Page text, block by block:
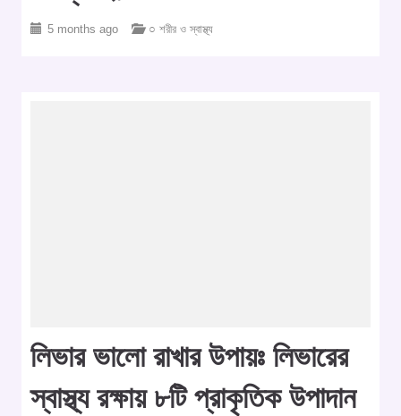
5 months ago ○ শরীর ও স্বাস্থ্য
লিভার ভালো রাখার উপায়ঃ লিভারের
স্বাস্থ্য রক্ষায় ৮টি প্রাকৃতিক উপাদান